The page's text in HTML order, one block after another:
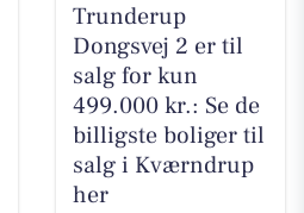
Trunderup
Dongsvej 2 er til
salg for kun
499.000 kr.: Se de
billigste boliger til
salg i Kværndrup
her